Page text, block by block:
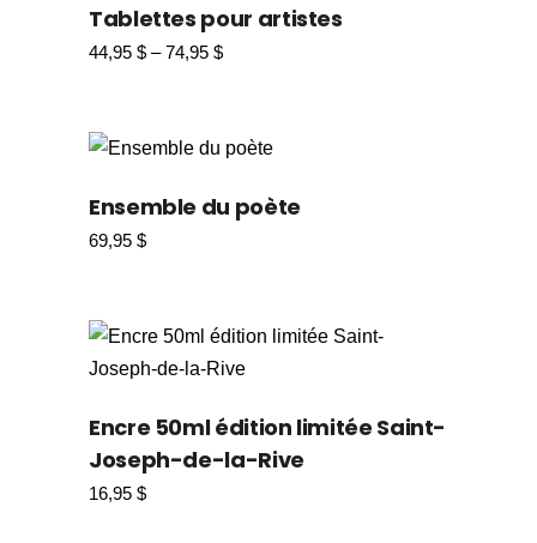
Tablettes pour artistes
44,95 $ –74,95 $
Plage
à
74,95 $
Ensemble du poète
69,95 $
Encre 50ml édition limitée Saint-
Joseph-de-la-Rive
16,95 $